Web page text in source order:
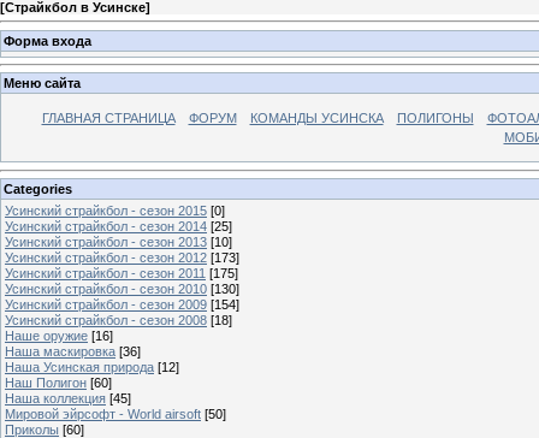
[Страйкбол в Усинске]
Форма входа
Меню сайта
ГЛАВНАЯ СТРАНИЦА ФОРУМ КОМАНДЫ УСИНСКА ПОЛИГОНЫ
Categories
Усинский страйкбол - сезон 2015 [0]
Усинский страйкбол - сезон 2014 [25]
Усинский страйкбол - сезон 2013 [10]
Усинский страйкбол - сезон 2012 [173]
Усинский страйкбол - сезон 2011 [175]
Усинский страйкбол - сезон 2010 [130]
Усинский страйкбол - сезон 2009 [154]
Усинский страйкбол - сезон 2008 [18]
Наше оружие [16]
Наша маскировка [36]
Наша Усинская природа [12]
Наш Полигон [60]
Наша коллекция [45]
Мировой эйрсофт - World airsoft [50]
Приколы [60]